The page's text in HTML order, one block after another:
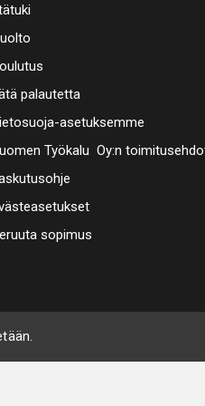
palautetta
asetuksemme
Työkalu Oy:n
sopimus